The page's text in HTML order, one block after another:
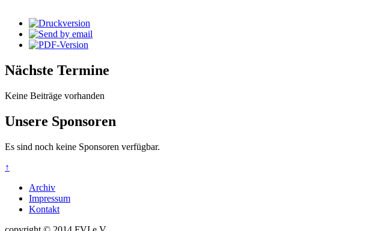
Nächste Termine
Keine Beiträge vorhanden
Unsere Sponsoren
Es sind noch keine Sponsoren verfügbar.
↑
Archiv
Impressum
Kontakt